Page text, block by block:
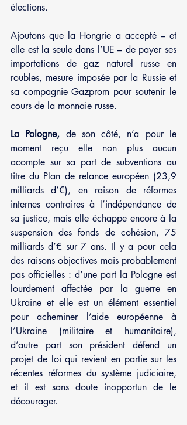
élections.
Ajoutons que la Hongrie a accepté – et
elle est la seule dans l’UE – de payer ses
importations de gaz naturel russe en
roubles, mesure imposée par la Russie et
sa compagnie Gazprom pour soutenir le
cours de la monnaie russe.
La Pologne, de son côté, n’a pour le
moment reçu elle non plus aucun
acompte sur sa part de subventions au
titre du Plan de relance européen (23,9
milliards d’€), en raison de réformes
internes contraires à l’indépendance de
sa justice, mais elle échappe encore à la
suspension des fonds de cohésion, 75
milliards d’€ sur 7 ans. Il y a pour cela
des raisons objectives mais probablement
pas officielles : d’une part la Pologne est
lourdement affectée par la guerre en
Ukraine et elle est un élément essentiel
pour acheminer l’aide européenne à
l’Ukraine (militaire et humanitaire),
d’autre part son président défend un
projet de loi qui revient en partie sur les
récentes réformes du système judiciaire,
et il est sans doute inopportun de le
décourager.